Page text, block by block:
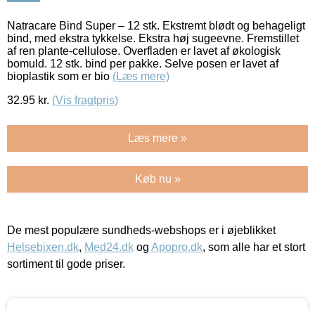
Natracare Bind Super – 12 stk. Ekstremt blødt og behageligt
bind, med ekstra tykkelse. Ekstra høj sugeevne. Fremstillet
af ren plante-cellulose. Overfladen er lavet af økologisk
bomuld. 12 stk. bind per pakke. Selve posen er lavet af
bioplastik som er bio (Læs mere)
32.95 kr. (Vis fragtpris)
Læs mere »
Køb nu »
De mest populære sundheds-webshops er i øjeblikket
Helsebixen.dk, Med24.dk og Apopro.dk, som alle har et stort
sortiment til gode priser.